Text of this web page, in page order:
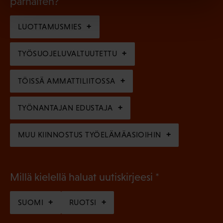
e
)
i
n
e
n
)
l
i
n
e
n
)
LUOTTAMUSMIES
TYÖSUOJELUVALTUUTETTU
TÖISSÄ AMMATTILIITOSSA
TYÖNANTAJAN EDUSTAJA
MUU KIINNOSTUS TYÖELÄMÄASIOIHIN
Millä kielellä haluat uutiskirjeesi
SUOMI RUOTSI